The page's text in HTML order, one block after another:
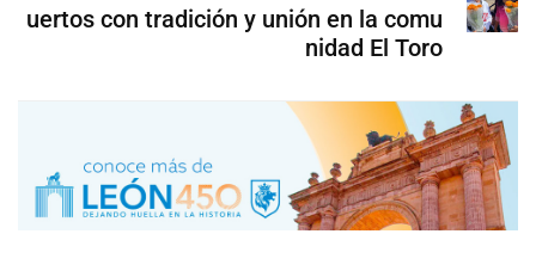
uertos con tradición y unión en la comu
nidad El Toro